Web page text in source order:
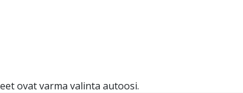
ovat varma valinta autoosi.